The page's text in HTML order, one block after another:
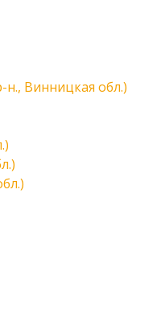
Винницкая обл.)